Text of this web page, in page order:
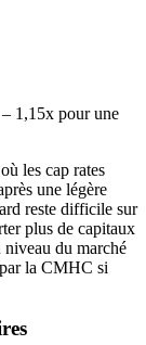
1,15x pour une
les cap rates
une légère
reste difficile sur
plus de capitaux
niveau du marché
la CMHC si